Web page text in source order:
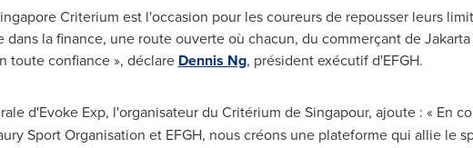
Criterium est l'occasion pour les coureurs de repousser leurs
dans la finance, une route ouverte où chacun, du commerçant deJakarta
toute confiance », déclare Dennis Ng, président exécutif d'EFGH.
d'Evoke Exp, l'organisateur du Critérium de Singapour, ajoute : « En
Sport Organisation et EFGH, nous créons une plateforme qui allie le